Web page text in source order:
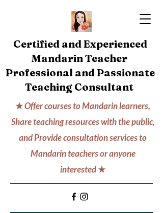
Certified and Experienced
Mandarin Teacher
Professional and Passionate
Teaching Consultant
★Offer courses to Mandarin learners,
Share teaching resources with the public,
and Provide consultation services to
Mandarin teachers or anyone
interested★